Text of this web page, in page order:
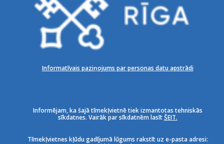
Informatīvais paziņojums par personas datu apstrādi
Informējam, ka šajā tīmekļvietnē tiek izmantotas tehniskās
sīkdatnes. Vairāk par sīkdatnēm lasītŠEIT.
Tīmekļvietnes kļūdu gadījumā lūgums rakstīt uz e-pasta adresi: